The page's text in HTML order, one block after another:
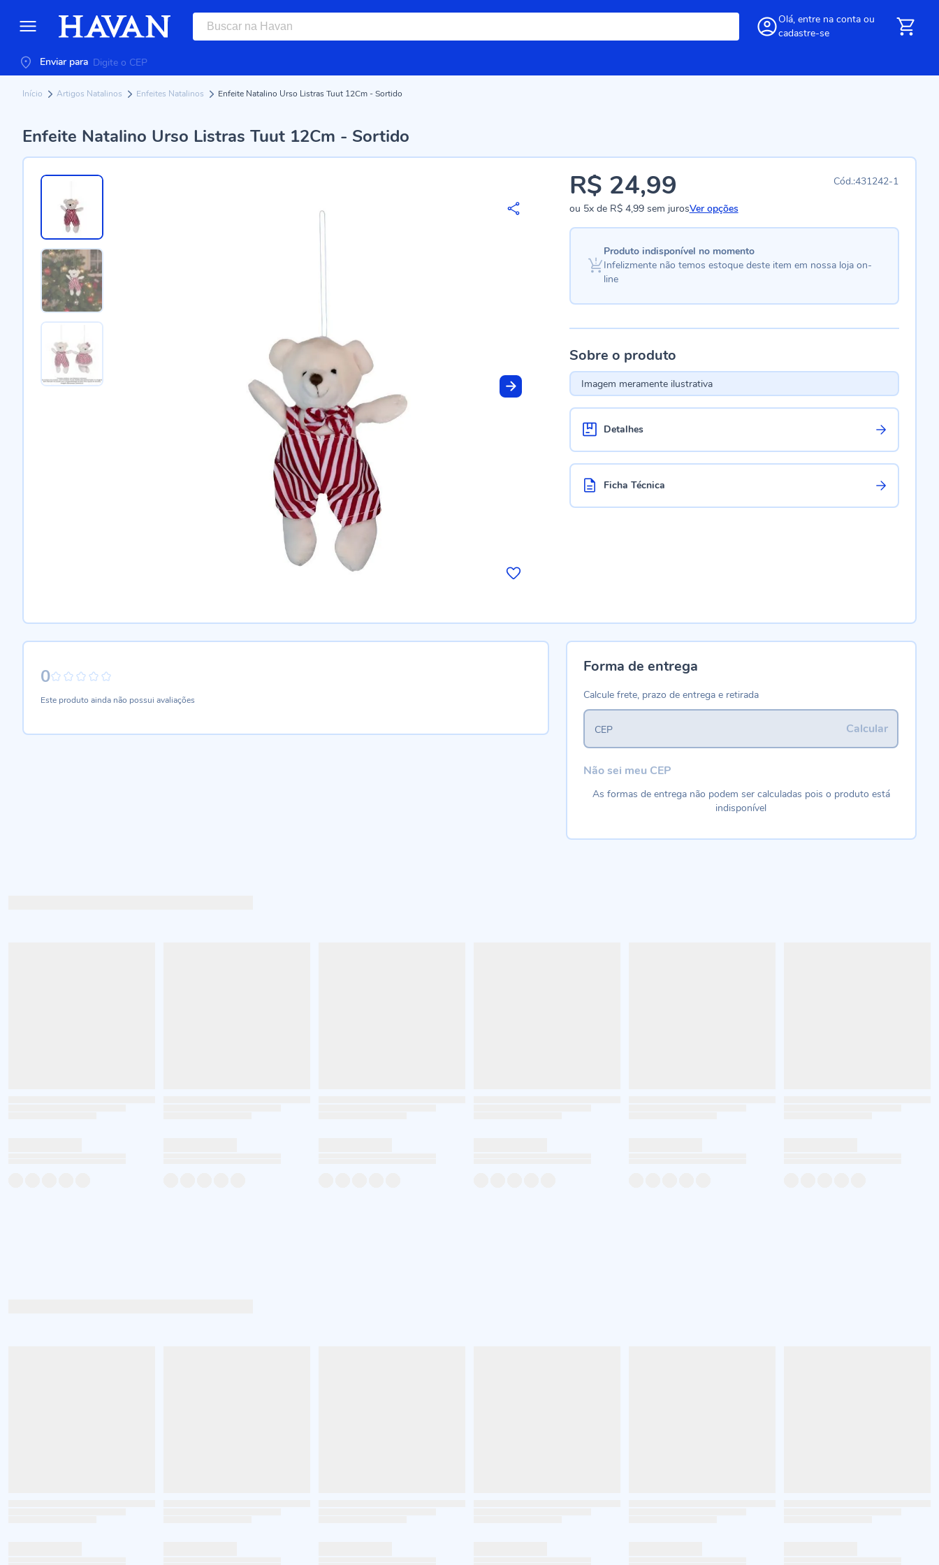
Olá, entre na conta ou
cadastre-se
Enviar para
Início Artigos Natalinos Enfeites Natalinos Enfeite Natalino Urso Listras Tuut 12Cm - Sortido
Enfeite Natalino Urso Listras Tuut 12Cm - Sortido
431242-1
R$ 24,99
ou 5xde R$ 4,99sem jurosVer opções
Produto indisponível no momento
Infelizmente não temos estoque deste item em nossa loja on-
line
Sobre o produto
Imagem meramente ilustrativa
Detalhes
Ficha Técnica
0
Este produto ainda não possui avaliações
Forma de entrega
Calcule frete, prazo de entrega e retirada
Calcular
CEP
Não sei meu CEP
As formas de entrega não podem ser calculadas pois o produto está
indisponível